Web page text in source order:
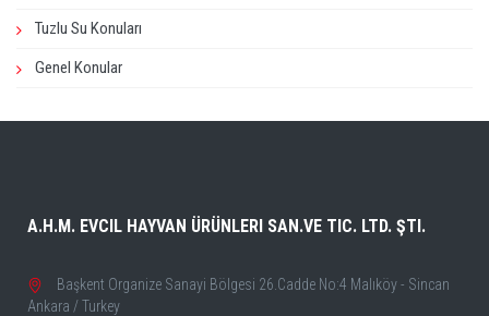
Tuzlu Su Konuları
Genel Konular
A.H.M. EVCIL HAYVAN ÜRÜNLERI SAN.VE TIC. LTD. ŞTI.
Başkent Organize Sanayi Bölgesi 26.Cadde No:4 Malıköy - Sincan
Ankara / Turkey